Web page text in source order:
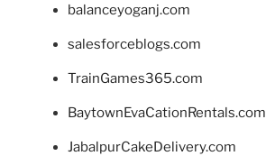
balanceyoganj.com
salesforceblogs.com
TrainGames365.com
BaytownEvaCationRentals.com
JabalpurCakeDelivery.com